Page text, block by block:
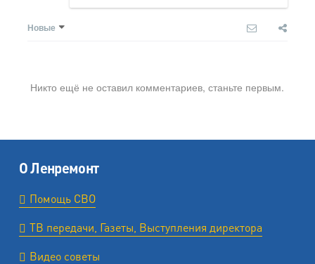
Новые
Никто ещё не оставил комментариев, станьте первым.
О Ленремонт
Помощь СВО
ТВ передачи, Газеты, Выступления директора
Видео советы